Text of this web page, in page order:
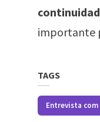
importante
TAGS
Entrevista com